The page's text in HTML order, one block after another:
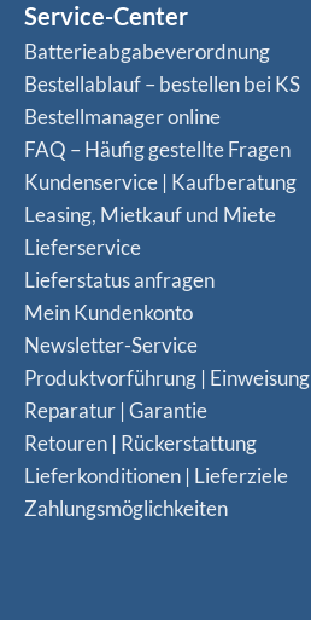
Service-Center
Batterieabgabeverordnung
Bestellablauf – bestellen bei KS
Bestellmanager online
FAQ – Häufig gestellte Fragen
Kundenservice | Kaufberatung
Leasing, Mietkauf und Miete
Lieferservice
Lieferstatus anfragen
Mein Kundenkonto
Newsletter-Service
Produktvorführung | Einweisung
Reparatur | Garantie
Retouren | Rückerstattung
Lieferkonditionen | Lieferziele
Zahlungsmöglichkeiten